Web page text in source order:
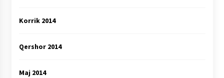
Korrik 2014
Qershor 2014
Maj 2014